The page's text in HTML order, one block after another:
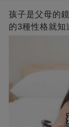
孩子是父母的
的3種性格就知